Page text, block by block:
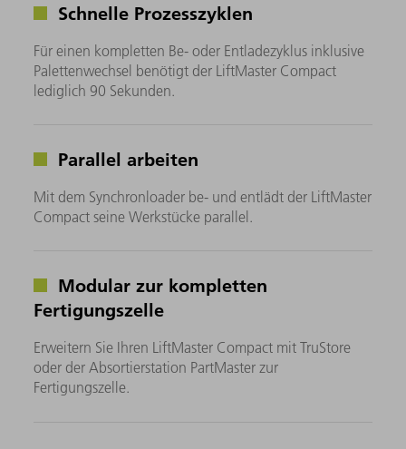
Schnelle Prozesszyklen
Für einen kompletten Be- oder Entladezyklus inklusive
Palettenwechsel benötigt der LiftMaster Compact
lediglich 90 Sekunden.
Parallel arbeiten
Mit dem Synchronloader be- und entlädt der LiftMaster
Compact seine Werkstücke parallel.
Modular zur kompletten
Fertigungszelle
Erweitern Sie Ihren LiftMaster Compact mit TruStore
oder der Absortierstation PartMaster zur
Fertigungszelle.